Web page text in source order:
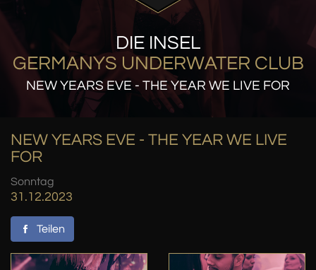
DIE INSEL
GERMANYS UNDERWATER CLUB
NEW YEARS EVE - THE YEAR WE LIVE FOR
NEW YEARS EVE - THE YEAR WE LIVE
FOR
Sonntag
31.12.2023
Teilen